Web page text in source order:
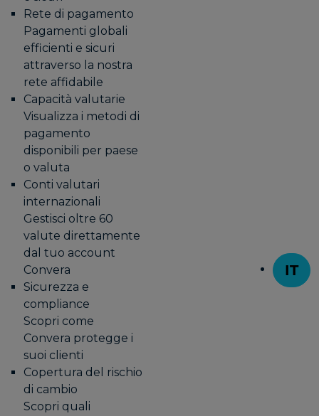
Rete di pagamento
Pagamenti globali
efficienti e sicuri
attraverso la nostra
rete affidabile
Capacità valutarie
Visualizza i metodi di
pagamento
disponibili per paese
o valuta
Conti valutari
internazionali
Gestisci oltre 60
valute direttamente
dal tuo account
Convera
Sicurezza e
compliance
Scopri come
Convera protegge i
suoi clienti
Copertura del rischio
di cambio
Scopri quali
IT